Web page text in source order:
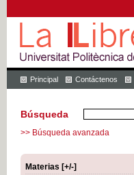
Principal Contáctenos
Búsqueda
>> Búsqueda avanzada
Materias [+/-]